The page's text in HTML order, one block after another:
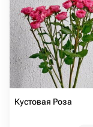
Кустовая Роза